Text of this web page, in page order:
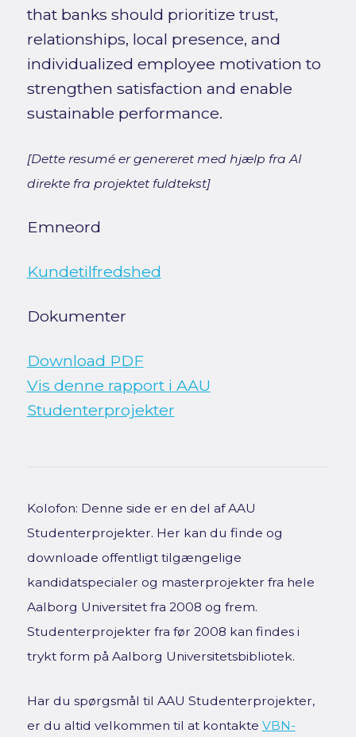
that banks should prioritize trust,
relationships, local presence, and
individualized employee motivation to
strengthen satisfaction and enable
sustainable performance.
[Dette resumé er genereret med hjælp fra AI
direkte fra projektet fuldtekst]
Emneord
Kundetilfredshed
Dokumenter
Download PDF
Vis denne rapport i AAU
Studenterprojekter
Kolofon: Denne side er en del af AAU
Studenterprojekter. Her kan du finde og
downloade offentligt tilgængelige
kandidatspecialer og masterprojekter fra hele
Aalborg Universitet fra 2008 og frem.
Studenterprojekter fra før 2008 kan findes i
trykt form på Aalborg Universitetsbibliotek.
Har du spørgsmål til AAU Studenterprojekter,
er du altid velkommen til at kontakte VBN-